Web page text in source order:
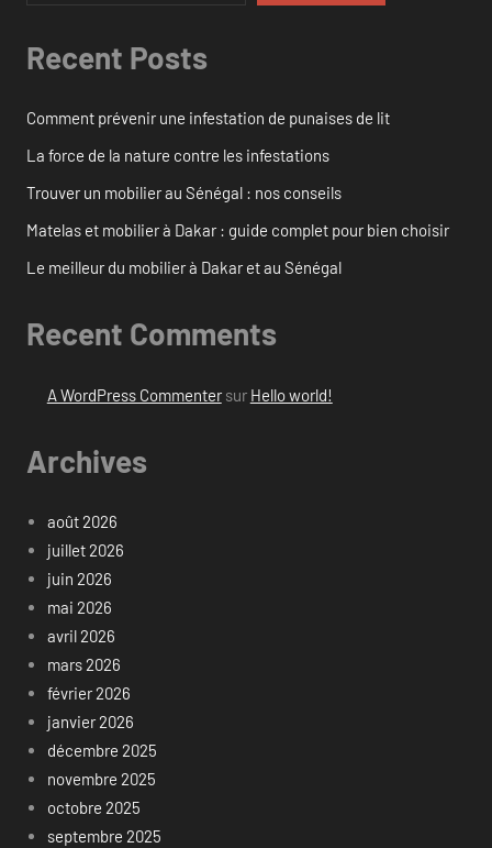
Recent Posts
Comment prévenir une infestation de punaises de lit
La force de la nature contre les infestations
Trouver un mobilier au Sénégal : nos conseils
Matelas et mobilier à Dakar : guide complet pour bien choisir
Le meilleur du mobilier à Dakar et au Sénégal
Recent Comments
A WordPress Commentersur Hello world!
Archives
août 2026
juillet 2026
juin 2026
mai 2026
avril 2026
mars 2026
février 2026
janvier 2026
décembre 2025
novembre 2025
octobre 2025
septembre 2025